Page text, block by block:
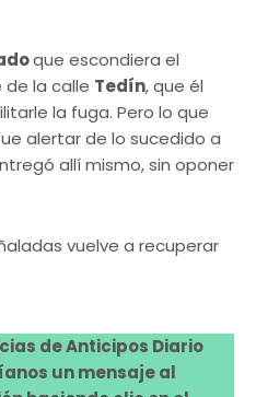
que escondiera el
la calle Tedín, que él
la fuga. Pero lo que
alertar de lo sucedido a
allí mismo, sin oponer
de Anticipos Diario
un mensaje al